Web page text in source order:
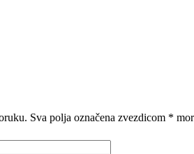
Sva polja označena zvezdicom *